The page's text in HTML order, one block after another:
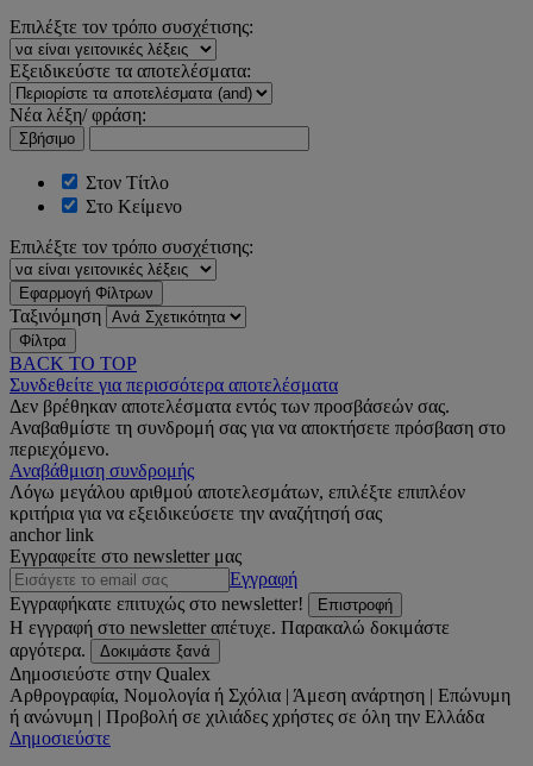
Επιλέξτε τον τρόπο συσχέτισης:
Εξειδικεύστε τα αποτελέσματα:
Νέα λέξη/ φράση:
Σβήσιμο
Στον Τίτλο
Στο Κείμενο
Επιλέξτε τον τρόπο συσχέτισης:
Εφαρμογή Φίλτρων
Ταξινόμηση
Φίλτρα
BACK TO TOP
Συνδεθείτε για περισσότερα αποτελέσματα
Δεν βρέθηκαν αποτελέσματα εντός των προσβάσεών σας.
Αναβαθμίστε τη συνδρομή σας για να αποκτήσετε πρόσβαση στο
περιεχόμενο.
Αναβάθμιση συνδρομής
Λόγω μεγάλου αριθμού αποτελεσμάτων, επιλέξτε επιπλέον
κριτήρια για να εξειδικεύσετε την αναζήτησή σας
anchor link
Εγγραφείτε στο newsletter μας
Εγγραφή
Εγγραφήκατε επιτυχώς στο newsletter!
Επιστροφή
Η εγγραφή στο newsletter απέτυχε. Παρακαλώ δοκιμάστε
αργότερα.
Δοκιμάστε ξανά
Δημοσιεύστε στην Qualex
Αρθρογραφία, Νομολογία ή Σχόλια | Άμεση ανάρτηση | Επώνυμη
ή ανώνυμη | Προβολή σε χιλιάδες χρήστες σε όλη την Ελλάδα
Δημοσιεύστε